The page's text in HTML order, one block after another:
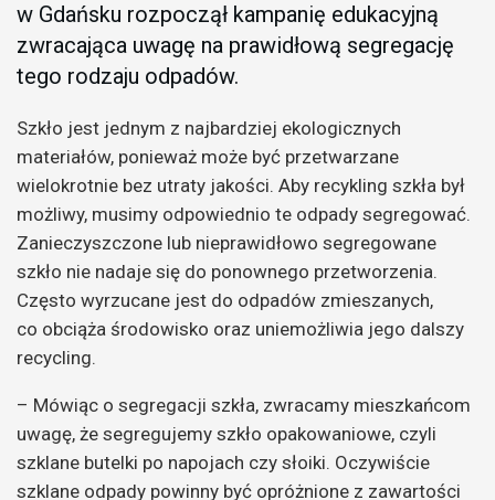
w Gdańsku rozpoczął kampanię edukacyjną
zwracająca uwagę na prawidłową segregację
tego rodzaju odpadów.
Szkło jest jednym z najbardziej ekologicznych
materiałów, ponieważ może być przetwarzane
wielokrotnie bez utraty jakości. Aby recykling szkła był
możliwy, musimy odpowiednio te odpady segregować.
Zanieczyszczone lub nieprawidłowo segregowane
szkło nie nadaje się do ponownego przetworzenia.
Często wyrzucane jest do odpadów zmieszanych,
co obciąża środowisko oraz uniemożliwia jego dalszy
recycling.
– Mówiąc o segregacji szkła, zwracamy mieszkańcom
uwagę, że segregujemy szkło opakowaniowe, czyli
szklane butelki po napojach czy słoiki. Oczywiście
szklane odpady powinny być opróżnione z zawartości